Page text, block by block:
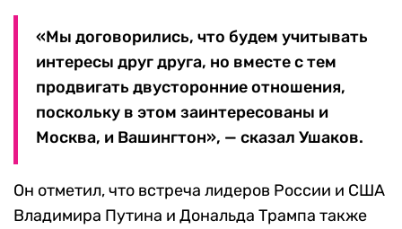
«Мы договорились, что будем учитывать
интересы друг друга, но вместе с тем
продвигать двусторонние отношения,
поскольку в этом заинтересованы и
Москва, и Вашингтон», — сказал Ушаков.
Он отметил, что встреча лидеров России и США
Владимира Путина и Дональда Трампа также